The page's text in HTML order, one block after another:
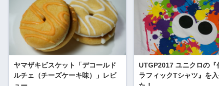
ヤマザキビスケット「デコールド
ルチェ（チーズケーキ味）」レビ
UTGP2017 ユニクロの『
ラフィックTシャツ』を